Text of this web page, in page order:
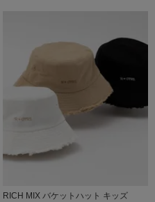
RICH MIX バケットハット キッズ